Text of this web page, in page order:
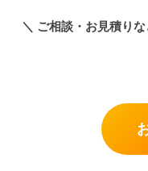
＼ ご相談・お見積り